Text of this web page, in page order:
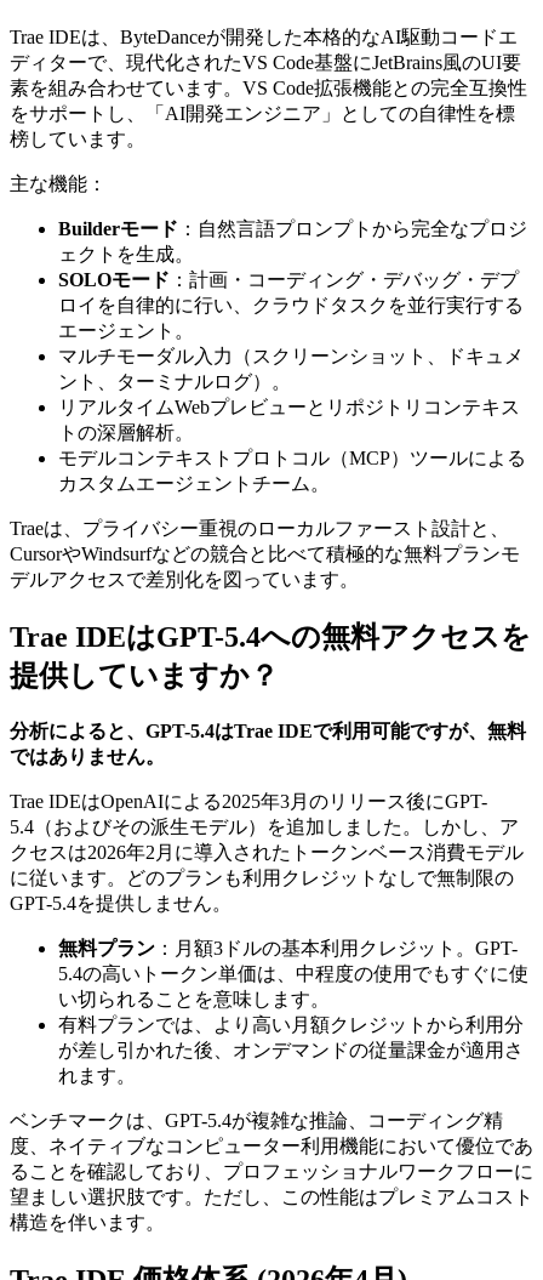
Trae IDEは、ByteDanceが開発した本格的なAI駆動コードエ
ディターで、現代化されたVS Code基盤にJetBrains風のUI要
素を組み合わせています。VS Code拡張機能との完全互換性
をサポートし、「AI開発エンジニア」としての自律性を標
榜しています。
主な機能：
Builderモード ：自然言語プロンプトから完全なプロジ
ェクトを生成。
SOLOモード ：計画・コーディング・デバッグ・デプ
ロイを自律的に行い、クラウドタスクを並行実行する
エージェント。
マルチモーダル入力（スクリーンショット、ドキュメ
ント、ターミナルログ）。
リアルタイムWebプレビューとリポジトリコンテキス
トの深層解析。
モデルコンテキストプロトコル（MCP）ツールによる
カスタムエージェントチーム。
Traeは、プライバシー重視のローカルファースト設計と、
CursorやWindsurfなどの競合と比べて積極的な無料プランモ
デルアクセスで差別化を図っています。
Trae IDEはGPT-5.4への無料アクセスを
提供していますか？
分析によると、GPT-5.4はTrae IDEで利用可能ですが、無料
ではありません。
Trae IDEはOpenAIによる2025年3月のリリース後にGPT-
5.4（およびその派生モデル）を追加しました。しかし、ア
クセスは2026年2月に導入されたトークンベース消費モデル
に従います。どのプランも利用クレジットなしで無制限の
GPT-5.4を提供しません。
無料プラン ：月額3ドルの基本利用クレジット。GPT-
5.4の高いトークン単価は、中程度の使用でもすぐに使
い切られることを意味します。
有料プランでは、より高い月額クレジットから利用分
が差し引かれた後、オンデマンドの従量課金が適用さ
れます。
ベンチマークは、GPT-5.4が複雑な推論、コーディング精
度、ネイティブなコンピューター利用機能において優位であ
ることを確認しており、プロフェッショナルワークフローに
望ましい選択肢です。ただし、この性能はプレミアムコスト
構造を伴います。